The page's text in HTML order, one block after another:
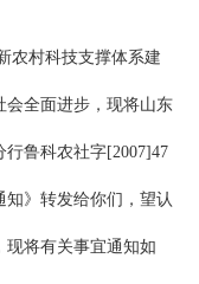
村科技支撑体系建
会全面进步，现将山东
鲁科农社字[2007]47
》转发给你们，望认
现将有关事宜通知如